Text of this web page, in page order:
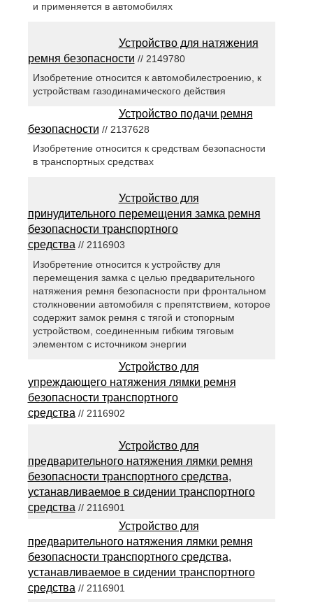
и применяется в автомобилях
Устройство для натяжения
ремня безопасности // 2149780
Изобретение относится к автомобилестроению, к
устройствам газодинамического действия
Устройство подачи ремня
безопасности // 2137628
Изобретение относится к средствам безопасности
в транспортных средствах
Устройство для
принудительного перемещения замка ремня
безопасности транспортного
средства// 2116903
Изобретение относится к устройству для
перемещения замка с целью предварительного
натяжения ремня безопасности при фронтальном
столкновении автомобиля с препятствием, которое
содержит замок ремня с тягой и стопорным
устройством, соединенным гибким тяговым
элементом с источником энергии
Устройство для
упреждающего натяжения лямки ремня
безопасности транспортного
средства // 2116902
Устройство для
предварительного натяжения лямки ремня
безопасности транспортного средства,
устанавливаемое в сидении транспортного
средства // 2116901
Устройство для
предварительного натяжения лямки ремня
безопасности транспортного средства,
устанавливаемое в сидении транспортного
средства // 2116901